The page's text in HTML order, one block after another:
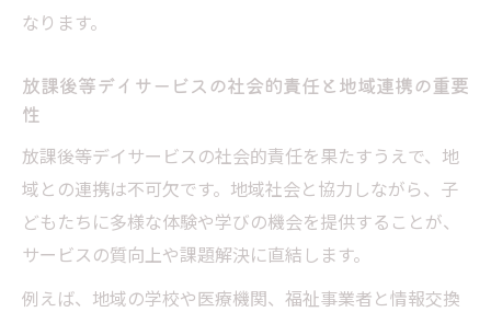
なります。
放課後等デイサービスの社会的責任と地域連携の重要
性
放課後等デイサービスの社会的責任を果たすうえで、地
域との連携は不可欠です。地域社会と協力しながら、子
どもたちに多様な体験や学びの機会を提供することが、
サービスの質向上や課題解決に直結します。
例えば、地域の学校や医療機関、福祉事業者と情報交換